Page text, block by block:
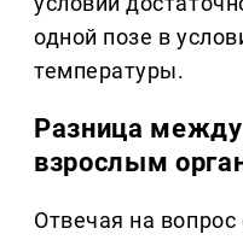
одной позе в
температуры.
Разница
взрослым
Отвечая на